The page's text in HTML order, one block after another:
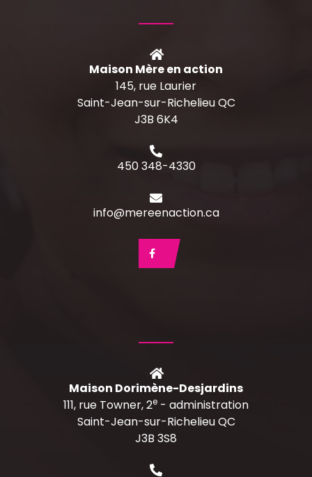
Maison Mère en action
145, rue Laurier
Saint-Jean-sur-Richelieu QC
J3B 6K4
450 348-4330
info@mereenaction.ca
Maison Dorimène-Desjardins
111, rue Towner, 2e - administration
Saint-Jean-sur-Richelieu QC
J3B 3S8